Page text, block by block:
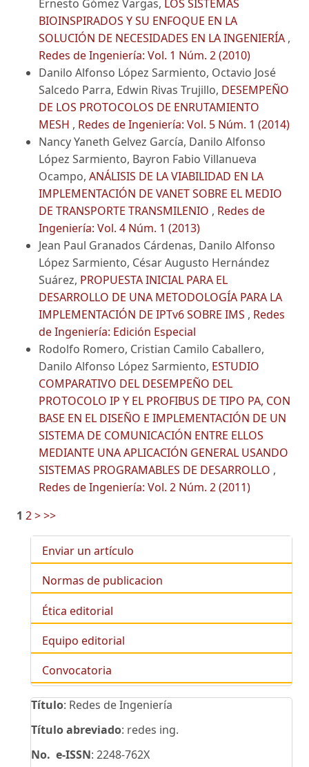
Ernesto Gómez Vargas, LOS SISTEMAS
BIOINSPIRADOS Y SU ENFOQUE EN LA
SOLUCIÓN DE NECESIDADES EN LA INGENIERÍA ,
Redes de Ingeniería: Vol. 1 Núm. 2 (2010)
Danilo Alfonso López Sarmiento, Octavio José
Salcedo Parra, Edwin Rivas Trujillo, DESEMPEÑO
DE LOS PROTOCOLOS DE ENRUTAMIENTO
MESH , Redes de Ingeniería: Vol. 5 Núm. 1 (2014)
Nancy Yaneth Gelvez García, Danilo Alfonso
López Sarmiento, Bayron Fabio Villanueva
Ocampo, ANÁLISIS DE LA VIABILIDAD EN LA
IMPLEMENTACIÓN DE VANET SOBRE EL MEDIO
DE TRANSPORTE TRANSMILENIO , Redes de
Ingeniería: Vol. 4 Núm. 1 (2013)
Jean Paul Granados Cárdenas, Danilo Alfonso
López Sarmiento, César Augusto Hernández
Suárez, PROPUESTA INICIAL PARA EL
DESARROLLO DE UNA METODOLOGÍA PARA LA
IMPLEMENTACIÓN DE IPTv6 SOBRE IMS , Redes
de Ingeniería: Edición Especial
Rodolfo Romero, Cristian Camilo Caballero,
Danilo Alfonso López Sarmiento, ESTUDIO
COMPARATIVO DEL DESEMPEÑO DEL
PROTOCOLO IP Y EL PROFIBUS DE TIPO PA, CON
BASE EN EL DISEÑO E IMPLEMENTACIÓN DE UN
SISTEMA DE COMUNICACIÓN ENTRE ELLOS
MEDIANTE UNA APLICACIÓN GENERAL USANDO
SISTEMAS PROGRAMABLES DE DESARROLLO ,
Redes de Ingeniería: Vol. 2 Núm. 2 (2011)
1 2>>>
Enviar un artículo
Normas de publicacion
Ética editorial
Equipo editorial
Convocatoria
Título: Redes de Ingeniería
Título abreviado: redes ing.
No. e-ISSN: 2248-762X